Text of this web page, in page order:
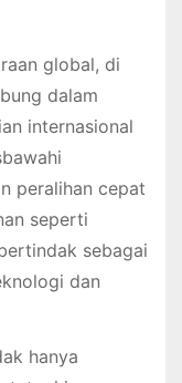
global, di
dalam
internasional
peralihan cepat
seperti
sebagai
dan
hanya